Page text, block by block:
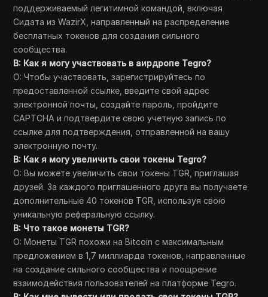
поддерживаемый легитимной командой, включая
Сидата из WazirX, направленный на распределение
бесплатных токенов для создания сильного
сообщества.
В: Как я могу участвовать в аирдропе Tegro?
О: Чтобы участвовать, зарегистрируйтесь по
предоставленной ссылке, введите свой адрес
электронной почты, создайте пароль, пройдите
CAPTCHA и подтвердите свою учетную запись по
ссылке для подтверждения, отправленной на вашу
электронную почту.
В: Как я могу увеличить свои токены Tegro?
О: Вы можете увеличить свои токены TGR, приглашая
друзей. За каждого приглашенного друга вы получаете
дополнительные 40 токенов TGR, используя свою
уникальную реферальную ссылку.
В: Что такое монеты TGR?
О: Монеты TGR похожи на Bitcoin с максимальным
предложением в 1,7 миллиарда токенов, направленные
на создание сильного сообщества и поощрение
взаимодействия пользователей на платформе Tegro.